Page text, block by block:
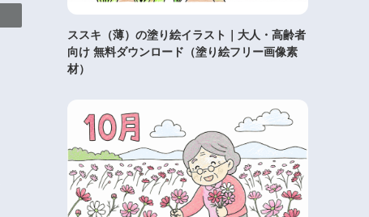
ススキ（薄）の塗り絵イラスト｜大人・高齢者
向け 無料ダウンロード（塗り絵フリー画像素
材）